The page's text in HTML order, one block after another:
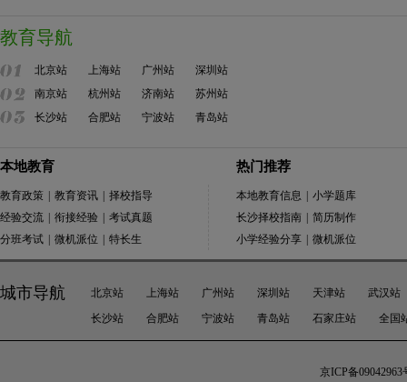
教育导航
北京站 上海站 广州站
深圳站
南京站
杭州站 济南站
苏州站
长沙站
合肥站 宁波站 青岛站
本地教育
教育政策 教育资讯
择校指导
经验交流
衔接经验
考试真题
分班考试
微机派位 特长生
热门推荐
本地教育信息
小学题库
长沙择校指南
简历制作
小学经验分享
微机派位
城市导航 北京站 上海站 广州站 深圳站 天津站
武汉站
长沙站
合肥站 宁波站 青岛站 石家庄站 全国
京ICP备09042963